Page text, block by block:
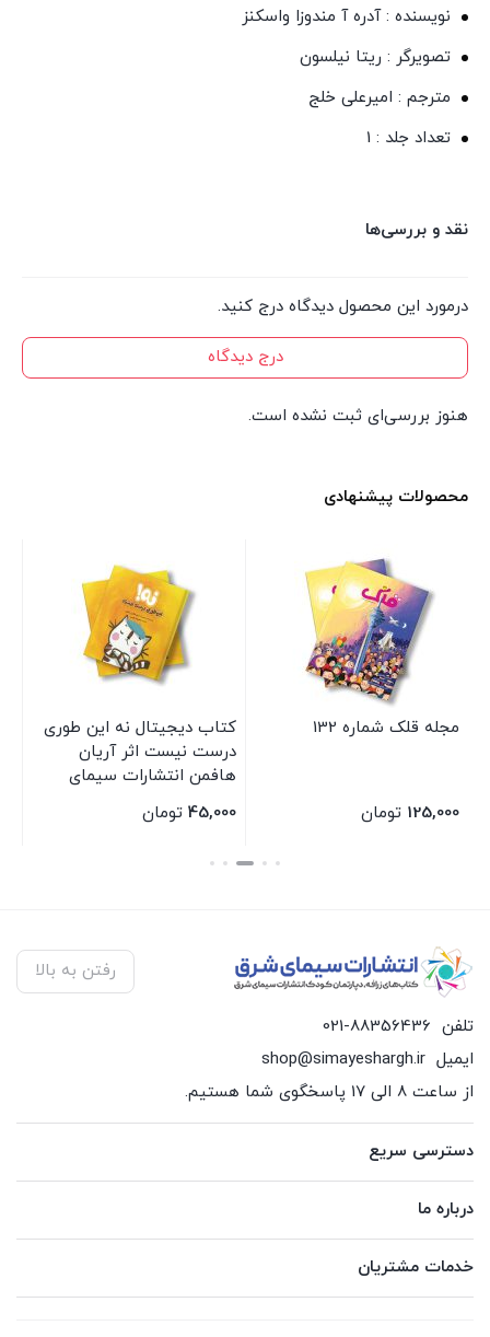
نویسنده : آدره آ مندوزا واسکنز
تصویرگر : ریتا نیلسون
مترجم : امیرعلی خلج
تعداد جلد : 1
نقد و بررسی‌ها
درمورد این محصول دیدگاه درج کنید.
درج دیدگاه
هنوز بررسی‌ای ثبت نشده است.
محصولات پیشنهادی
مجله قلک شماره 132
125,000 تومان
کتاب دیجیتال نه این طوری
درست نیست اثر آریان
هافمن انتشارات سیمای
شرق
45,000 تومان
بستن
رفتن به بالا
تلفن 021-88356436
ایمیل shop@simayeshargh.ir
از ساعت 8 الی 17 پاسخگوی شما هستیم.
دسترسی سریع
درباره ما
خدمات مشتریان